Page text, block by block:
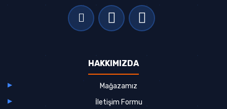
HAKKIMIZDA
Mağazamız
İletişim Formu